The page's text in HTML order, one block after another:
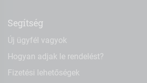
Segítség
Új ügyfél vagyok
Hogyan adjak le rendelést?
Fizetési lehetőségek